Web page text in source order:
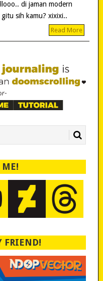
di jaman modern
sih kamu? xixixi..
Read More
ME!
FRIEND!